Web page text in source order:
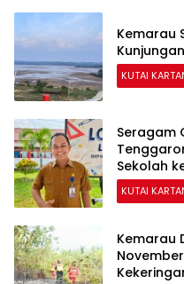
Kemarau
KUTAI
Seragam
Sekolah
KUTAI
Kemarau